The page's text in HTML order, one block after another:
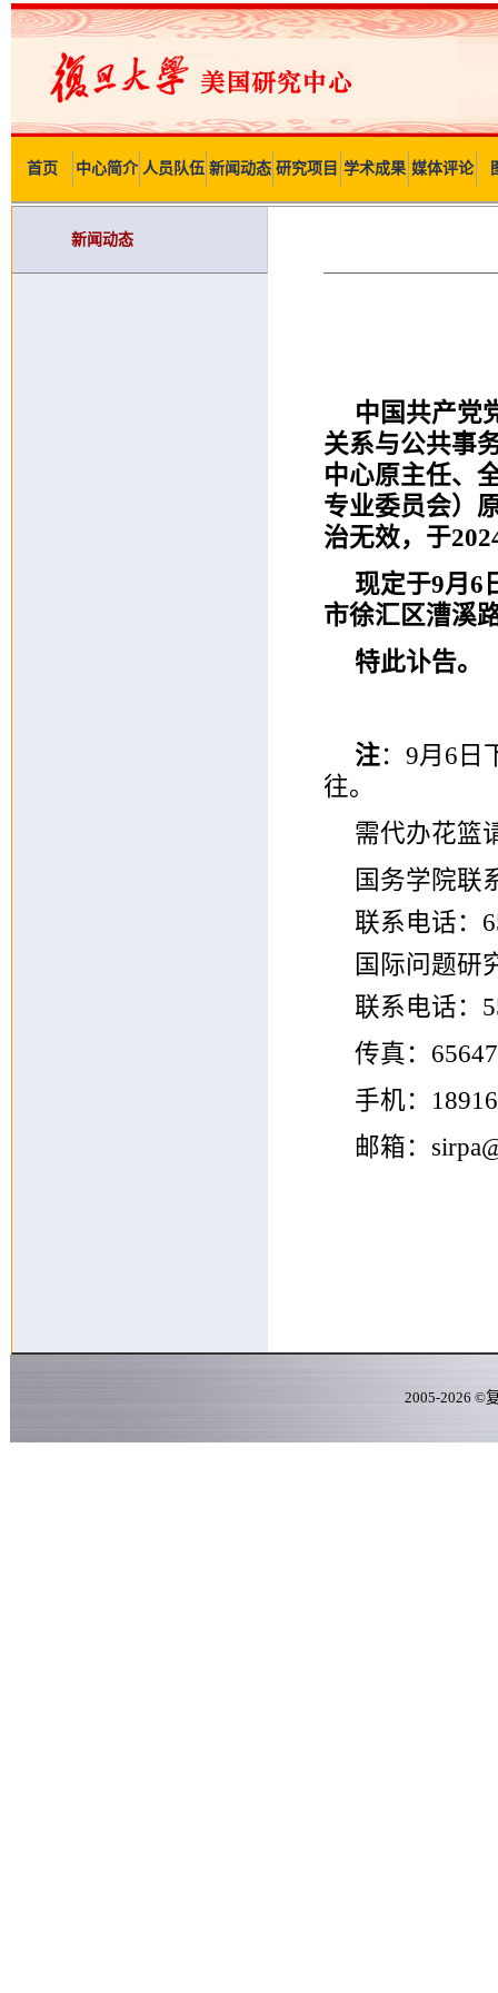
首页 中心简介 人员队伍 新闻动态 研究项目 学术成果 媒体评论
新闻动态
中国共产党
关系与公共事
中心原主任、
专业委员会）
治无效，于
现定于9月6
市徐汇区漕溪
特此讣告。
注：9月6日
往。
需代办花篮
国务学院
联系电话：
国际问题
联系电话
传真：
手机：
邮箱：
2005-2026 ©